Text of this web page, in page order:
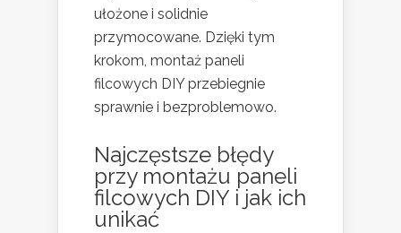
ułożone i solidnie
przymocowane. Dzięki tym
krokom, montaż paneli
filcowych DIY przebiegnie
sprawnie i bezproblemowo.
Najczęstsze błędy
przy montażu paneli
filcowych DIY i jak ich
unikać